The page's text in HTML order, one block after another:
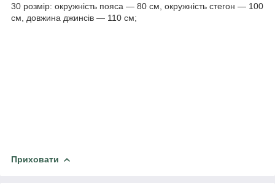
30 розмір: окружність пояса — 80 см, окружність стегон — 100
см, довжина джинсів — 110 см;
Приховати